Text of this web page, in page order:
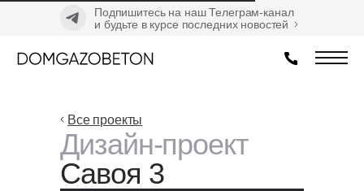
Подпишитесь на наш Телеграм-канал
и будьте в курсе последних новостей
Все проекты
Дизайн-проект
Савоя 3